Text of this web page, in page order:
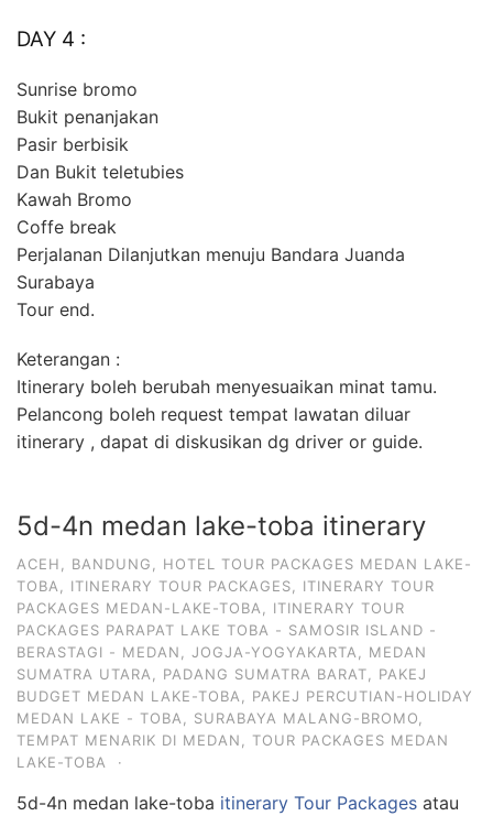
DAY 4 :
Sunrise bromo
Bukit penanjakan
Pasir berbisik
Dan Bukit teletubies
Kawah Bromo
Coffe break
Perjalanan Dilanjutkan menuju Bandara Juanda
Surabaya
Tour end.
Keterangan :
Itinerary boleh berubah menyesuaikan minat tamu.
Pelancong boleh request tempat lawatan diluar
itinerary , dapat di diskusikan dg driver or guide.
5d-4n medan lake-toba itinerary
ACEH BANDUNG
HOTEL TOUR PACKAGES MEDAN LAKE-
TOBA
ITINERARY TOUR PACKAGES
ITINERARY TOUR
PACKAGES MEDAN-LAKE-TOBA
ITINERARY TOUR
PACKAGES PARAPAT LAKE TOBA - SAMOSIR ISLAND -
BERASTAGI - MEDAN
JOGJA-YOGYAKARTA
MEDAN
SUMATRA UTARA
PADANG SUMATRA BARAT
PAKEJ
BUDGET MEDAN LAKE-TOBA
PAKEJ PERCUTIAN-HOLIDAY
MEDAN LAKE - TOBA
SURABAYA MALANG-BROMO
TEMPAT MENARIK DI MEDAN
TOUR PACKAGES MEDAN
LAKE-TOBA
·
5d-4n medan lake-toba itinerary Tour Packages atau